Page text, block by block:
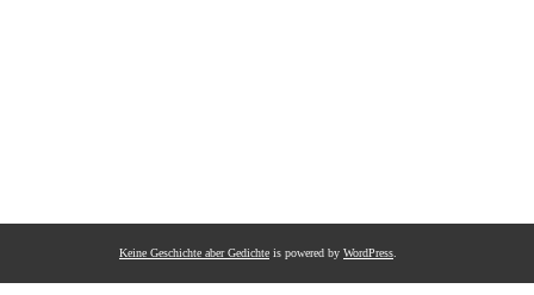
Keine Geschichte aber Gedichte is powered by WordPress